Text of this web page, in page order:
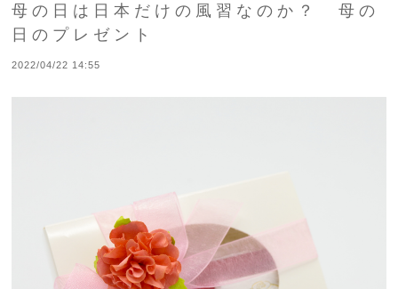
母の日は日本だけの風習なのか？ 母の
日のプレゼント
2022/04/22 14:55